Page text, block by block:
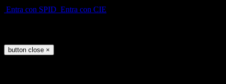
Entra con SPID Entra con CIE
button close ×